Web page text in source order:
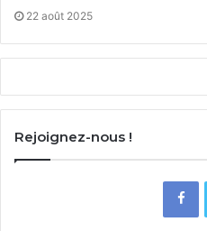
22 août 2025
Rejoignez-nous !